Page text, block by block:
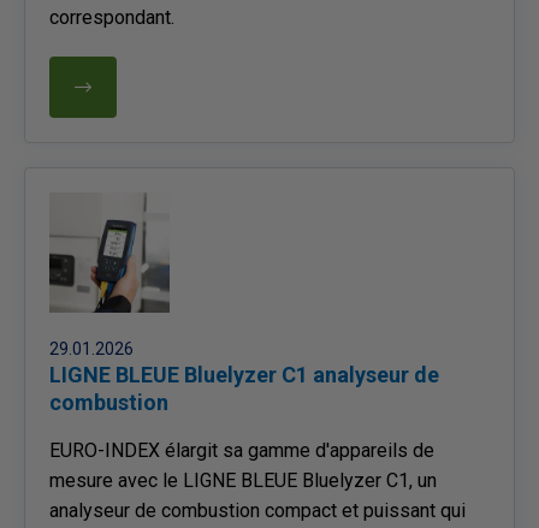
correspondant.
29.01.2026
LIGNE BLEUE Bluelyzer C1 analyseur de
combustion
EURO-INDEX élargit sa gamme d'appareils de
mesure avec le LIGNE BLEUE Bluelyzer C1, un
analyseur de combustion compact et puissant qui